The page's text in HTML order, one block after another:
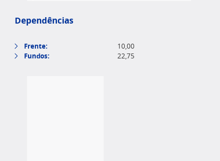
Dependências
Frente: 10,00
Fundos: 22,75